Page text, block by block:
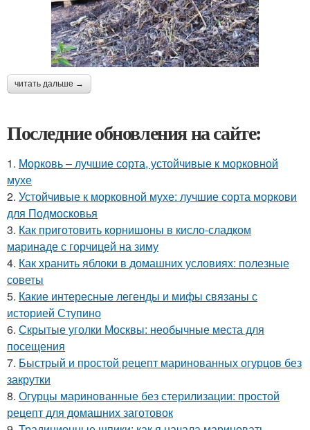
читать дальше →
Последние обновления на сайте:
1. Морковь – лучшие сорта, устойчивые к морковной
мухе
2. Устойчивые к морковной мухе: лучшие сорта моркови
для Подмосковья
3. Как приготовить корнишоны в кисло-сладком
маринаде с горчицей на зиму
4. Как хранить яблоки в домашних условиях: полезные
советы
5. Какие интересные легенды и мифы связаны с
историей Ступино
6. Скрытые уголки Москвы: необычные места для
посещения
7. Быстрый и простой рецепт маринованных огурцов без
закрутки
8. Огурцы маринованные без стерилизации: простой
рецепт для домашних заготовок